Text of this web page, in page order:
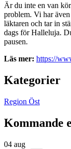
Är du inte en van
problem. Vi har
läktaren och tar in
dags för Halleluja.
pausen.
Läs mer: https://
Kategorier
Region Öst
Kommande
04 aug